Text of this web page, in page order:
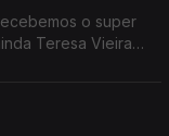
o super
Teresa Vieira